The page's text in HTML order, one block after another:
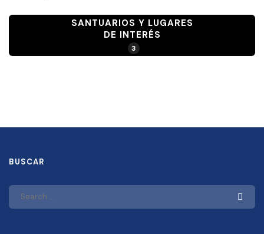
SANTUARIOS Y LUGARES
DE INTERÉS
3
BUSCAR